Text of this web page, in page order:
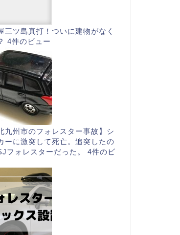
三ツ島真打！ついに建物がなく
4件のビュー
九州市のフォレスター事故】シ
ーに激突して死亡。追突したの
フォレスターだった。 4件のビ